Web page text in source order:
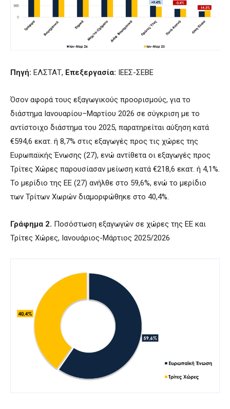
Πηγή: ΕΛΣΤΑΤ, Επεξεργασία: ΙΕΕΣ-ΣΕΒΕ
Όσον αφορά τους εξαγωγικούς προορισμούς, για το
διάστημα Ιανουαρίου–Μαρτίου 2026 σε σύγκριση με το
αντίστοιχο διάστημα του 2025, παρατηρείται αύξηση κατά
€594,6 εκατ. ή 8,7% στις εξαγωγές προς τις χώρες της
Ευρωπαϊκής Ένωσης (27), ενώ αντίθετα οι εξαγωγές προς
Τρίτες Χώρες παρουσίασαν μείωση κατά €218,6 εκατ. ή 4,1%.
Το μερίδιο της ΕΕ (27) ανήλθε στο 59,6%, ενώ το μερίδιο
των Τρίτων Χωρών διαμορφώθηκε στο 40,4%.
Γράφημα 2. Ποσόστωση εξαγωγών σε χώρες της ΕΕ και
Τρίτες Χώρες, Ιανουάριος-Μάρτιος 2025/2026